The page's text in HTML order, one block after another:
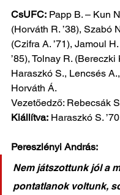
CsUFC: Papp B. – Kun
(Horváth R. ’38), Szabó
(Czifra A. ’71), Jamoul
’85), Tolnay R. (Bereczki
Haraszkó S., Lencsés
Horváth Á.
Vezetőedző: Rebecsák
Kiállítva: Haraszkó S. ’70
Pereszlényi András:
Nem játszottunk jól a
pontatlanok voltunk,